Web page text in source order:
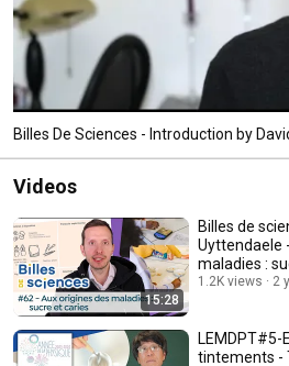
Billes De Sciences - Introduction by
Videos
15:28
Billes de
Uyttendaele
maladies :
1.2K views 2
LEMDPT#5-
tintements -